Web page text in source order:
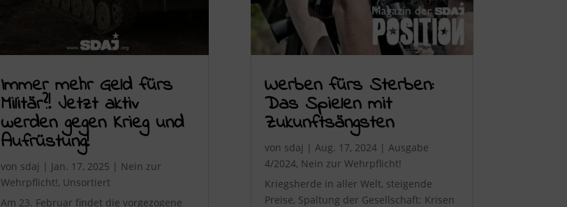
Immer mehr Geld fürs
Militär?! Jetzt aktiv
werden gegen Krieg und
Aufrüstung!
von sdaj | Jan. 17, 2025 | Nein zur
Wehrpflicht!, Unsortiert
Am 23. Februar findet die vorgezogene
Werben fürs Sterben:
Das Spielen mit
Zukunftsängsten
von sdaj | Aug. 17, 2024| Ausgabe
4/2024, Nein zur Wehrpflicht!
Kriegsherde in aller Welt, steigende
Preise, Spaltung der Gesellschaft: Krisen